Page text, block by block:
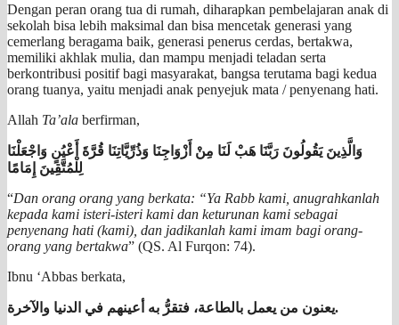
Dengan peran orang tua di rumah, diharapkan pembelajaran anak di
sekolah bisa lebih maksimal dan bisa mencetak generasi yang
cemerlang beragama baik, generasi penerus cerdas, bertakwa,
memiliki akhlak mulia, dan mampu menjadi teladan serta
berkontribusi positif bagi masyarakat, bangsa terutama bagi kedua
orang tuanya, yaitu menjadi anak penyejuk mata / penyenang hati.
Allah Ta’ala berfirman,
وَالَّذِينَ يَقُولُونَ رَبَّنَا هَبْ لَنَا مِنْ أَزْوَاجِنَا وَذُرِّيَّاتِنَا قُرَّةَ أَعْيُنٍ وَاجْعَلْنَا
لِلْمُتَّقِينَ إِمَامًا
“Dan orang orang yang berkata: “Ya Rabb kami, anugrahkanlah
kepada kami isteri-isteri kami dan keturunan kami sebagai
penyenang hati (kami), dan jadikanlah kami imam bagi orang-
orang yang bertakwa” (QS. Al Furqon: 74).
Ibnu ‘Abbas berkata,
يعنون من يعمل بالطاعة، فتقرُّ به أعينهم في الدنيا والآخرة.